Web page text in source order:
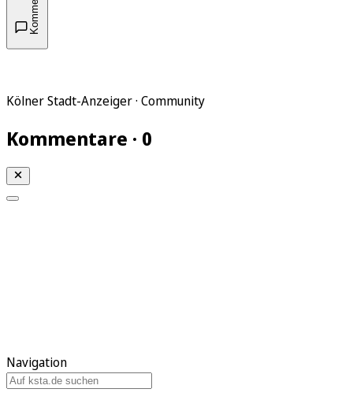
Kölner Stadt-Anzeiger · Community
Kommentare · 0
Navigation